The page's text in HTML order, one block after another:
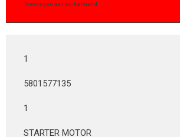
Toevoegen aan winkelmand
1
5801577135
1
STARTER MOTOR